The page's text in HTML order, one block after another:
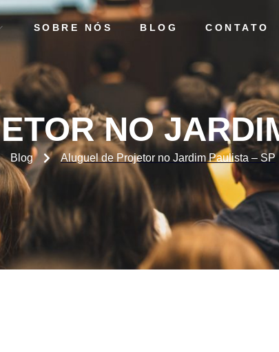
SOBRE NÓS BLOG CONTATO
NO JARDIM
NO
Blog Aluguel de Projetor no Jardim Paulista – SP